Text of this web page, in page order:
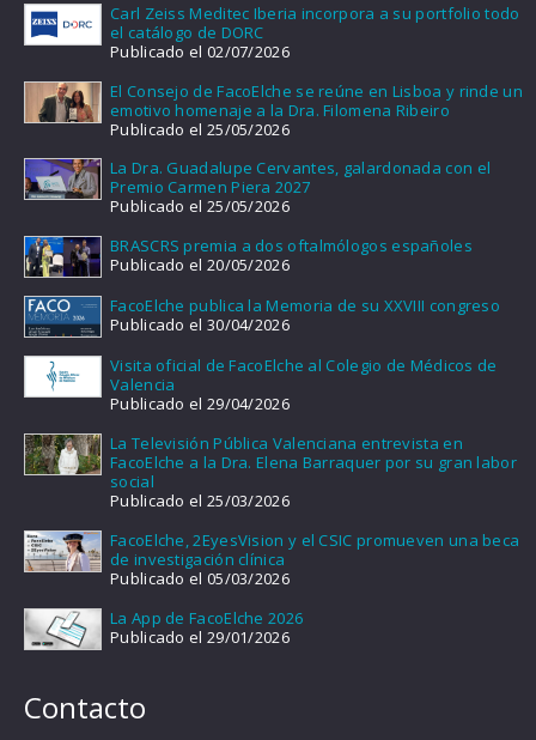
Carl Zeiss Meditec Iberia incorpora a su portfolio todo
el catálogo de DORC
Publicado el 02/07/2026
El Consejo de FacoElche se reúne en Lisboa y rinde un
emotivo homenaje a la Dra. Filomena Ribeiro
Publicado el 25/05/2026
La Dra. Guadalupe Cervantes, galardonada con el
Premio Carmen Piera 2027
Publicado el 25/05/2026
BRASCRS premia a dos oftalmólogos españoles
Publicado el 20/05/2026
FacoElche publica la Memoria de su XXVIII congreso
Publicado el 30/04/2026
Visita oficial de FacoElche al Colegio de Médicos de
Valencia
Publicado el 29/04/2026
La Televisión Pública Valenciana entrevista en
FacoElche a la Dra. Elena Barraquer por su gran labor
social
Publicado el 25/03/2026
FacoElche, 2EyesVision y el CSIC promueven una beca
de investigación clínica
Publicado el 05/03/2026
La App de FacoElche 2026
Publicado el 29/01/2026
Contacto